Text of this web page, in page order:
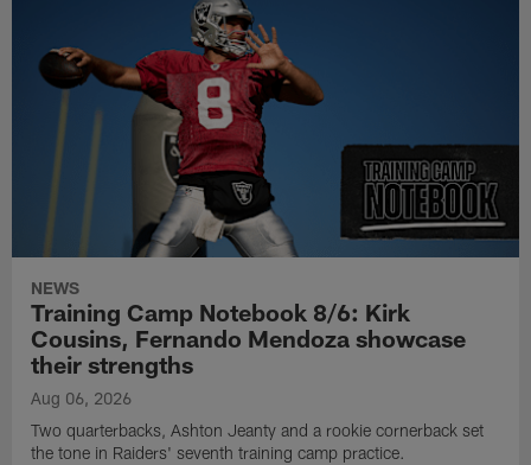
NEWS
Training Camp Notebook 8/6: Kirk
Cousins, Fernando Mendoza showcase
their strengths
Aug 06, 2026
Two quarterbacks, Ashton Jeanty and a rookie cornerback set
the tone in Raiders' seventh training camp practice.